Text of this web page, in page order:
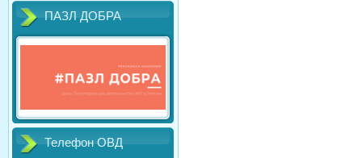
ПАЗЛ ДОБРА
Телефон ОВД